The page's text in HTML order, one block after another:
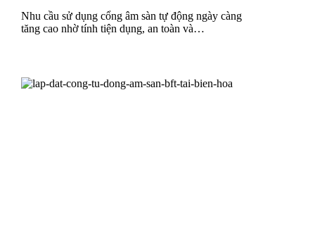
Nhu cầu sử dụng cổng âm sàn tự động ngày càng
tăng cao nhờ tính tiện dụng, an toàn và…